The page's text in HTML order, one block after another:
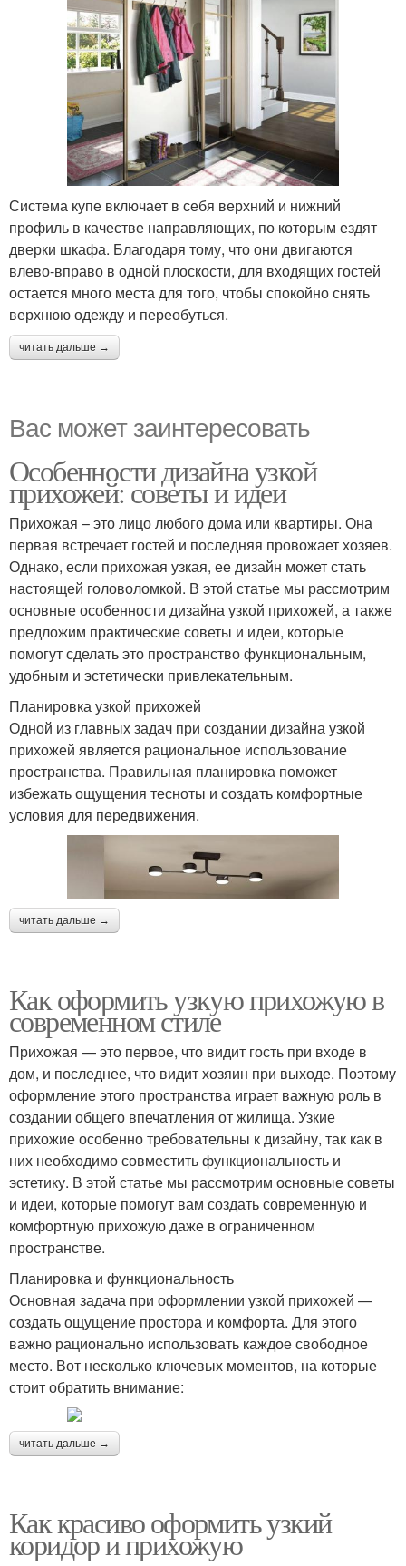
Система купе включает в себя верхний и нижний
профиль в качестве направляющих, по которым ездят
дверки шкафа. Благодаря тому, что они двигаются
влево-вправо в одной плоскости, для входящих гостей
остается много места для того, чтобы спокойно снять
верхнюю одежду и переобуться.
читать дальше →
Вас может заинтересовать
Особенности дизайна узкой
прихожей: советы и идеи
Прихожая – это лицо любого дома или квартиры. Она
первая встречает гостей и последняя провожает хозяев.
Однако, если прихожая узкая, ее дизайн может стать
настоящей головоломкой. В этой статье мы рассмотрим
основные особенности дизайна узкой прихожей, а также
предложим практические советы и идеи, которые
помогут сделать это пространство функциональным,
удобным и эстетически привлекательным.
Планировка узкой прихожей
Одной из главных задач при создании дизайна узкой
прихожей является рациональное использование
пространства. Правильная планировка поможет
избежать ощущения тесноты и создать комфортные
условия для передвижения.
читать дальше →
Как оформить узкую прихожую в
современном стиле
Прихожая — это первое, что видит гость при входе в
дом, и последнее, что видит хозяин при выходе. Поэтому
оформление этого пространства играет важную роль в
создании общего впечатления от жилища. Узкие
прихожие особенно требовательны к дизайну, так как в
них необходимо совместить функциональность и
эстетику. В этой статье мы рассмотрим основные советы
и идеи, которые помогут вам создать современную и
комфортную прихожую даже в ограниченном
пространстве.
Планировка и функциональность
Основная задача при оформлении узкой прихожей —
создать ощущение простора и комфорта. Для этого
важно рационально использовать каждое свободное
место. Вот несколько ключевых моментов, на которые
стоит обратить внимание:
читать дальше →
Как красиво оформить узкий
коридор и прихожую